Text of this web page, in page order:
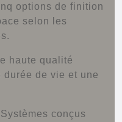
options de finition
selon les
haute qualité
de vie et une
Systèmes conçus